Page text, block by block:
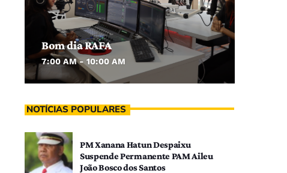
Bom dia RAFA
7:00 AM - 10:00 AM
NOTÍCIAS POPULARES
PM Xanana Hatun Despaixu
Suspende Permanente PAM Aileu
João Bosco dos Santos